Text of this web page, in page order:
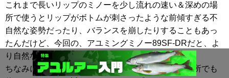
これまで長いリップのミノーを少し流れの速い＆深めの場
所で使うとリップがボトムが刺さったような前傾すぎる不
自然な姿勢だったり、バランスを崩したりすることもあっ
たんだけど、今回の、アユミングミノー89SF-DRだと、よ
り自然な水中姿勢をキープしてくれるというわけ！
ちなみに、流れがゆるいトコロや、水深が浅めの場所でも